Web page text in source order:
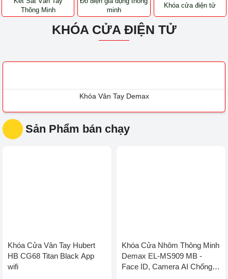
Thông Minh
minh
Khóa cửa điện tử
KHÓA CỬA ĐIỆN TỬ
Khóa Vân Tay Demax
Sản Phẩm bán chạy
Khóa Cửa Vân Tay Hubert
HB CG68 Titan Black App
wifi
Khóa Cửa Nhôm Thông Minh
Demax EL-MS909 MB -
Face ID, Camera AI Chống